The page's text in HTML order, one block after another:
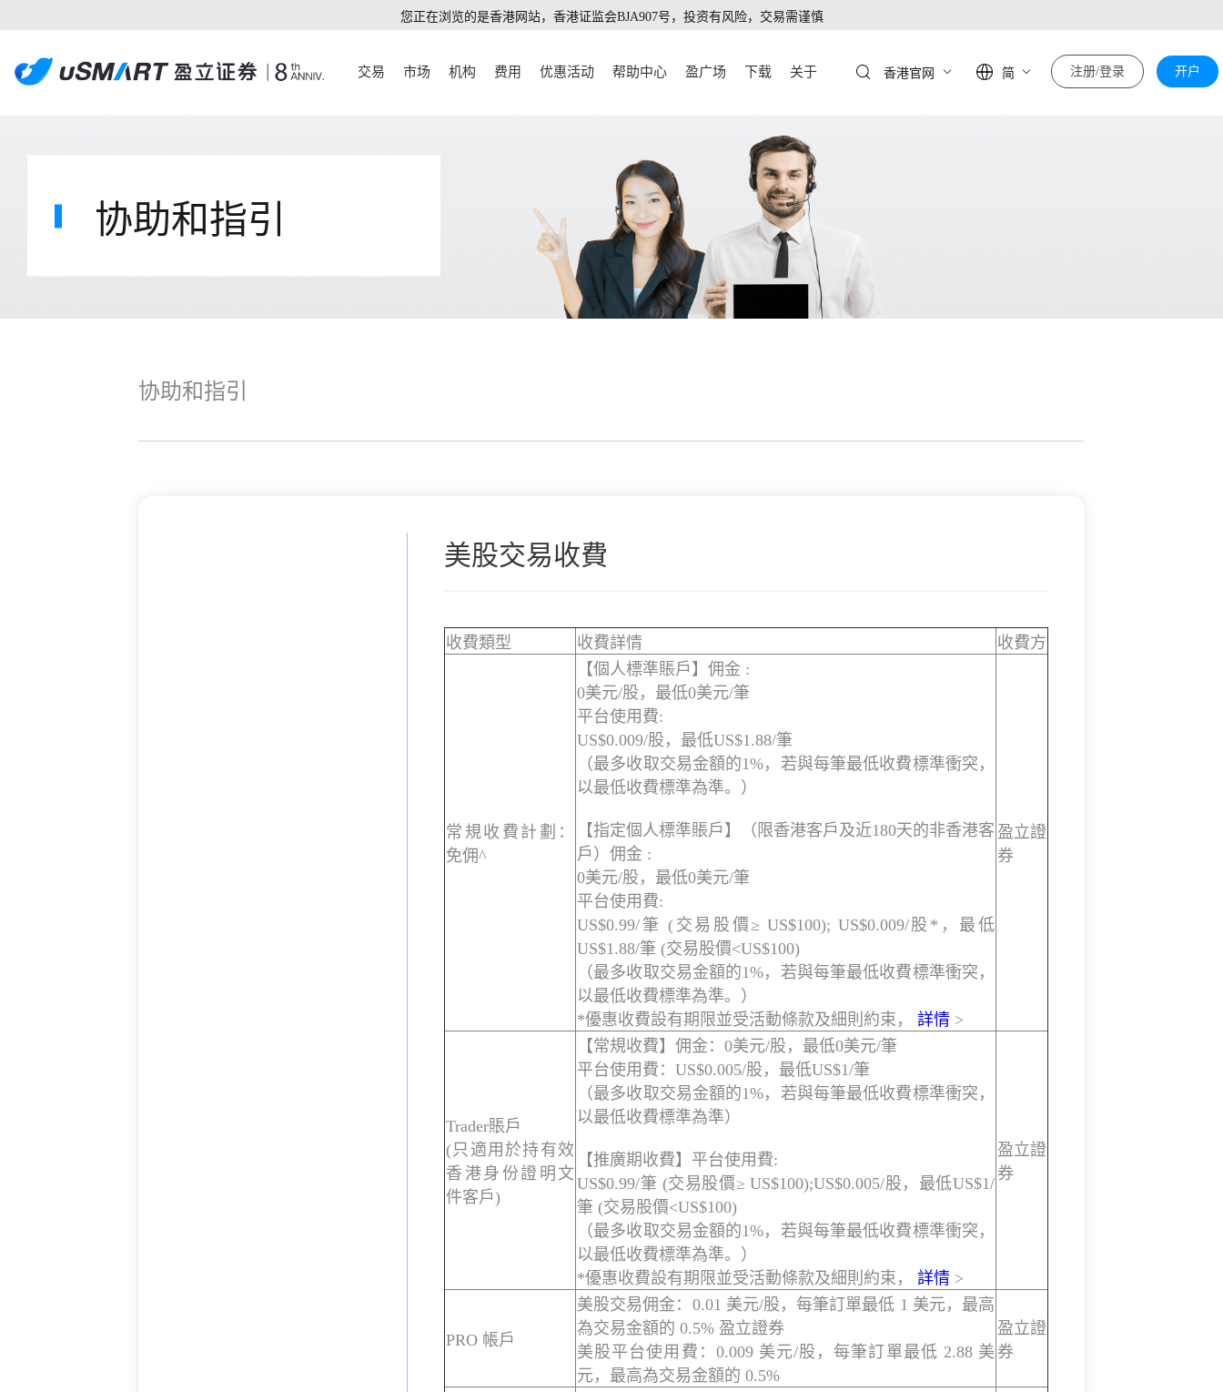
您正在浏览的是香港网站，香港证监会BJA907号，投资有风险，交易需谨慎
交易 市场 机构 费用 优惠活动 帮助中心 盈广场 下载 关于 香港官网 简 注册/登录 开户
协助和指引
协助和指引
美股交易收費
收費類型 收費詳情 收費方
常規收費計劃：
免佣^
【個人標準賬戶】佣金 :
0美元/股，最低0美元/筆
平台使用費:
US$0.009/股，最低US$1.88/筆
（最多收取交易金額的1%，若與每筆最低收費標準衝突，
以最低收費標準為準。）
【指定個人標準賬戶】（限香港客戶及近180天的非香港客
戶）佣金 :
0美元/股，最低0美元/筆
平台使用費:
US$0.99/筆 (交易股價≥ US$100); US$0.009/股*，最低
US$1.88/筆 (交易股價<US$100)
（最多收取交易金額的1%，若與每筆最低收費標準衝突，
以最低收費標準為準。）
*優惠收費設有期限並受活動條款及細則約束， 詳情 >
盈立證
券
Trader賬戶
(只適用於持有效
香港身份證明文
件客戶)
【常規收費】佣金：0美元/股，最低0美元/筆
平台使用費：US$0.005/股，最低US$1/筆
（最多收取交易金額的1%，若與每筆最低收費標準衝突，
以最低收費標準為準）
【推廣期收費】平台使用費:
US$0.99/筆 (交易股價≥ US$100);US$0.005/股，最低US$1/
筆 (交易股價<US$100)
（最多收取交易金額的1%，若與每筆最低收費標準衝突，
以最低收費標準為準。）
*優惠收費設有期限並受活動條款及細則約束， 詳情 >
盈立證
券
PRO 帳戶
美股交易佣金：0.01 美元/股，每筆訂單最低 1 美元，最高
為交易金額的 0.5% 盈立證券
美股平台使用費：0.009 美元/股，每筆訂單最低 2.88 美
元，最高為交易金額的 0.5%
盈立證
券